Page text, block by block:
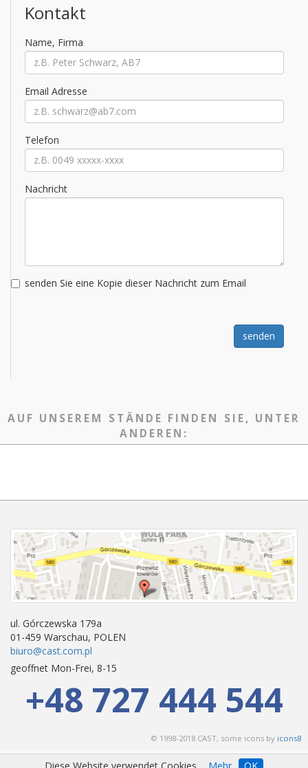
Kontakt
Name, Firma
Email Adresse
Telefon
Nachricht
senden Sie eine Kopie dieser Nachricht zum Email
senden
AUF UNSEREM STÄNDE FINDEN SIE, UNTER
ANDEREN:
ul. Górczewska 179a
01-459 Warschau, POLEN
biuro@cast.com.pl
geoffnet Mon-Frei, 8-15
+48 727 444 544
© 1998-2018 CAST, some icons by icons8